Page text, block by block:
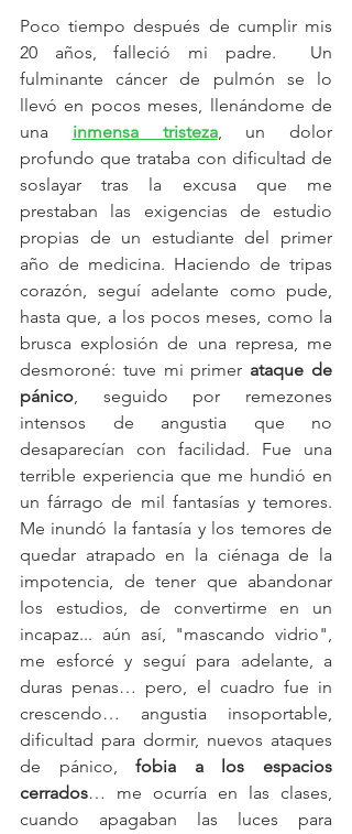
Poco tiempo después de cumplir mis
20 años, falleció mi padre.  Un
fulminante cáncer de pulmón se lo
llevó en pocos meses, llenándome de
una inmensa tristeza, un dolor
profundo que trataba con dificultad de
soslayar tras la excusa que me
prestaban las exigencias de estudio
propias de un estudiante del primer
año de medicina. Haciendo de tripas
corazón, seguí adelante como pude,
hasta que, a los pocos meses, como la
brusca explosión de una represa, me
desmoroné: tuve mi primer ataque de
pánico, seguido por remezones
intensos de angustia que no
desaparecían con facilidad. Fue una
terrible experiencia que me hundió en
un fárrago de mil fantasías y temores.
Me inundó la fantasía y los temores de
quedar atrapado en la ciénaga de la
impotencia, de tener que abandonar
los estudios, de convertirme en un
incapaz... aún así, "mascando vidrio",
me esforcé y seguí para adelante, a
duras penas… pero, el cuadro fue in
crescendo… angustia insoportable,
dificultad para dormir, nuevos ataques
de pánico, fobia a los espacios
cerrados… me ocurría en las clases,
cuando apagaban las luces para